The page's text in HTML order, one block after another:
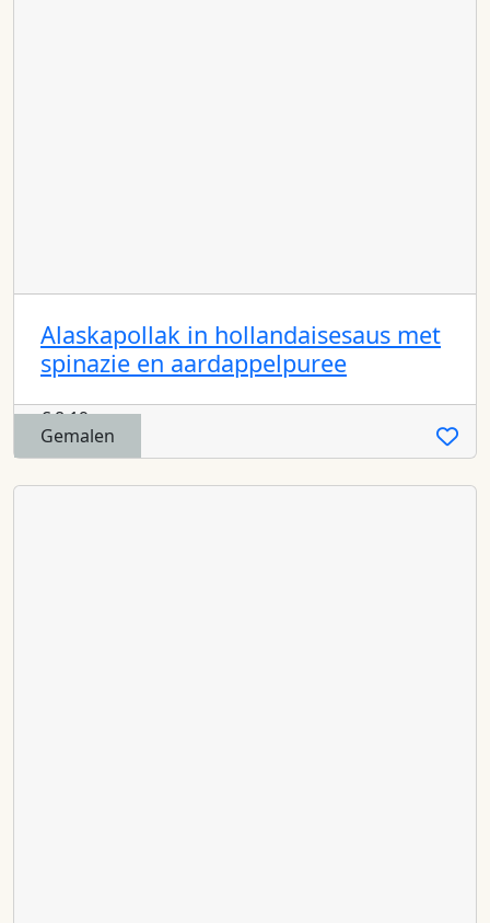
Gemalen
Alaskapollak in hollandaisesaus met
spinazie en aardappelpuree
€8,19